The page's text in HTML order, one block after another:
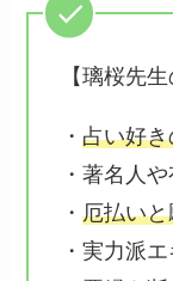
【璃桜先
・占い好
・著名人
・厄払い
・実力派